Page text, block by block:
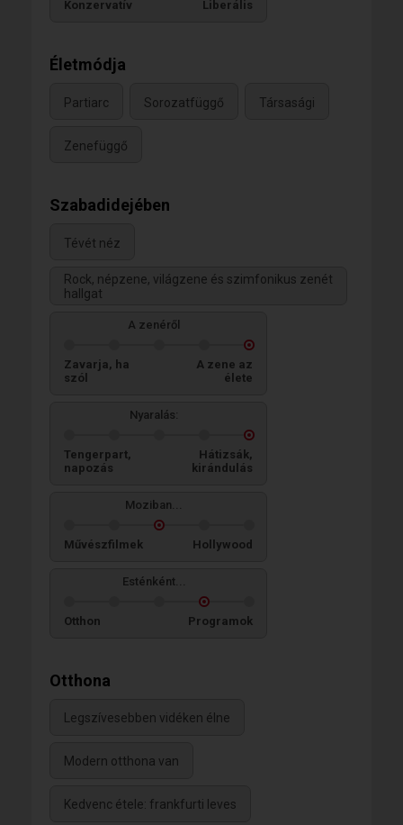
Konzervatív Liberális
Életmódja
Partiarc Sorozatfüggő Társasági
Zenefüggő
Szabadidejében
Tévét néz
Rock, népzene, világzene és szimfonikus zenét
hallgat
A zenéről
Zavarja, ha
szól
A zene az
élete
Nyaralás:
Tengerpart,
napozás
Hátizsák,
kirándulás
Moziban...
Művészfilmek Hollywood
Esténként...
Otthon Programok
Otthona
Legszívesebben vidéken élne
Modern otthona van
Kedvenc étele: frankfurti leves